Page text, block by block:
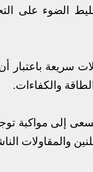
الضوء على
باعتبار أن
والكفاءات.
أن هذه القمة، التي جرى إطلاقها سنة
والمقاولات